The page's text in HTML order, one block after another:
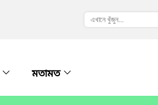
মতামত